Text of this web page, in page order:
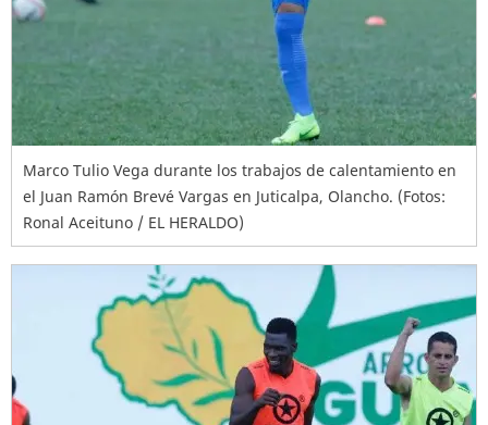
Marco Tulio Vega durante los trabajos de calentamiento en
el Juan Ramón Brevé Vargas en Juticalpa, Olancho. (Fotos:
Ronal Aceituno / EL HERALDO)